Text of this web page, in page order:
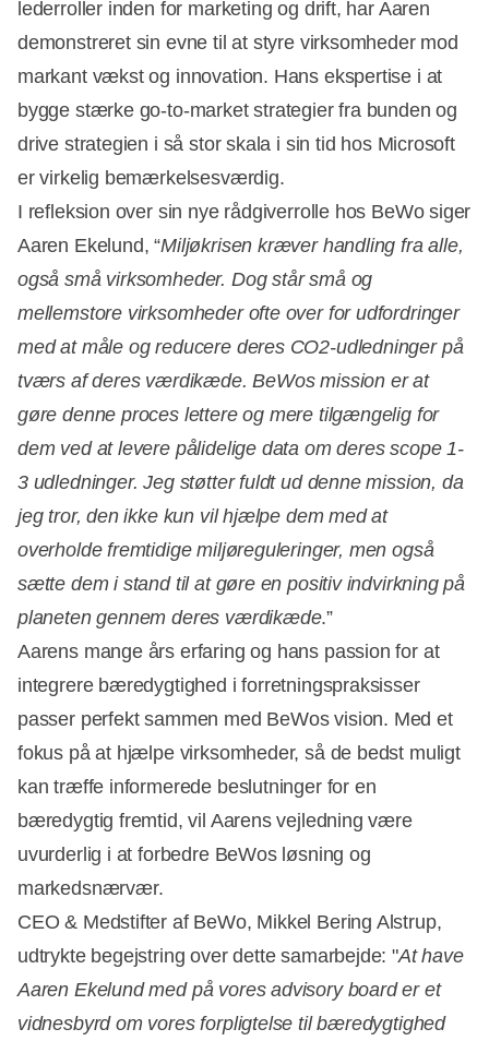
lederroller inden for marketing og drift, har Aaren
demonstreret sin evne til at styre virksomheder mod
markant vækst og innovation. Hans ekspertise i at
bygge stærke go-to-market strategier fra bunden og
drive strategien i så stor skala i sin tid hos Microsoft
er virkelig bemærkelsesværdig.
I refleksion over sin nye rådgiverrolle hos BeWo siger
Aaren Ekelund, “Miljøkrisen kræver handling fra alle,
også små virksomheder. Dog står små og
mellemstore virksomheder ofte over for udfordringer
med at måle og reducere deres CO2-udledninger på
tværs af deres værdikæde. BeWos mission er at
gøre denne proces lettere og mere tilgængelig for
dem ved at levere pålidelige data om deres scope 1-
3 udledninger. Jeg støtter fuldt ud denne mission, da
jeg tror, den ikke kun vil hjælpe dem med at
overholde fremtidige miljøreguleringer, men også
sætte dem i stand til at gøre en positiv indvirkning på
planeten gennem deres værdikæde.”
Aarens mange års erfaring og hans passion for at
integrere bæredygtighed i forretningspraksisser
passer perfekt sammen med BeWos vision. Med et
fokus på at hjælpe virksomheder, så de bedst muligt
kan træffe informerede beslutninger for en
bæredygtig fremtid, vil Aarens vejledning være
uvurderlig i at forbedre BeWos løsning og
markedsnærvær.
CEO & Medstifter af BeWo, Mikkel Bering Alstrup,
udtrykte begejstring over dette samarbejde: "At have
Aaren Ekelund med på vores advisory board er et
vidnesbyrd om vores forpligtelse til bæredygtighed